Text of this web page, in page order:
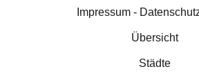
Impressum -
Übersicht
Städte